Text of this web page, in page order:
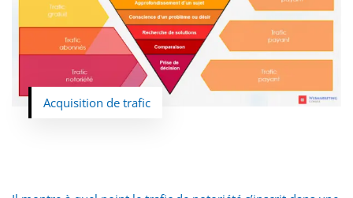
Acquisition de trafic